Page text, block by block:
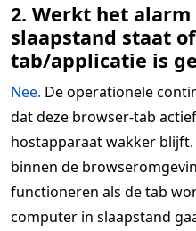
2. Werkt het
slaapstand staat
tab/applicatie is
Nee. De operationele
dat deze browser-tab
hostapparaat wakker
binnen de
functioneren als de tab
computer in slaapstand